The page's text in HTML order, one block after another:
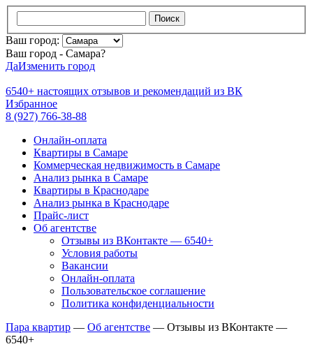
Поиск
Ваш город:
Ваш город - Самара?
ДаИзменить город
6540+ настоящих отзывов и рекомендаций из ВК
Избранное
8 (927) 766-38-88
Онлайн-оплата
Квартиры в Самаре
Коммерческая недвижимость в Самаре
Анализ рынка в Самаре
Квартиры в Краснодаре
Анализ рынка в Краснодаре
Прайс-лист
Об агентстве
Отзывы из ВКонтакте — 6540+
Условия работы
Вакансии
Онлайн-оплата
Пользовательское соглашение
Политика конфиденциальности
Пара квартир — Об агентстве — Отзывы из ВКонтакте —
6540+